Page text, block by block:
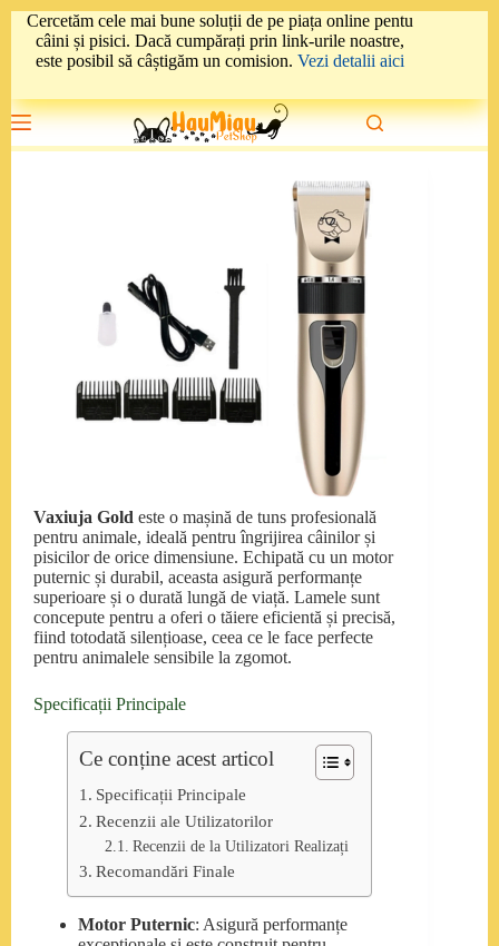
Sari
conținut
Cercetăm cele mai bune soluții de pe piața online pentu
câini și pisici. Dacă cumpărați prin link-urile noastre,
este posibil să câștigăm un comision. Vezi detalii aici
Vaxiuja Gold este o mașină de tuns profesională
pentru animale, ideală pentru îngrijirea câinilor și
pisicilor de orice dimensiune. Echipată cu un motor
puternic și durabil, aceasta asigură performanțe
superioare și o durată lungă de viață. Lamele sunt
concepute pentru a oferi o tăiere eficientă și precisă,
fiind totodată silențioase, ceea ce le face perfecte
pentru animalele sensibile la zgomot.
Specificații Principale
Ce conține acest articol
Specificații Principale
Recenzii ale Utilizatorilor
Recenzii de la Utilizatori Realizați
Recomandări Finale
Motor Puternic: Asigură performanțe